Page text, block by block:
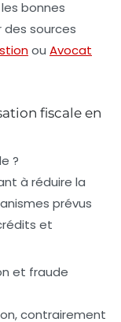
bonnes
sources
ou Avocat
fiscale en
?
à réduire la
prévus
et
et fraude
contrairement